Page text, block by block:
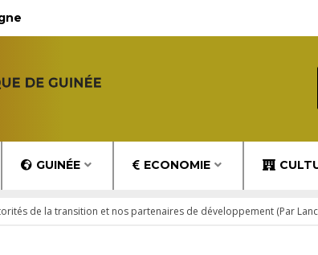
GUINÉE ECONOMIE
de la transition et nos partenaires de développement (Par